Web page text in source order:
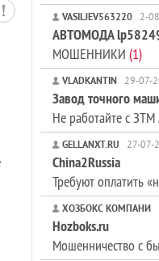
VASILJEV563220 2-
АВТОМОДА
МОШЕННИКИ (1)
VLADKANTIN 29-07-
Завод точного
Не работайте с ЗТМ
GELLANXT.RU 27-07-
China2Russia
Требуют оплатить
ХОЗБОКС КОМПАНИ
Hozboks.ru
Мошенничество с